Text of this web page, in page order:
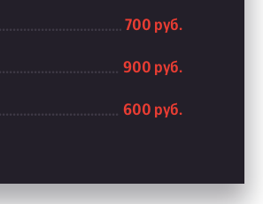
700 руб.
900 руб.
600 руб.